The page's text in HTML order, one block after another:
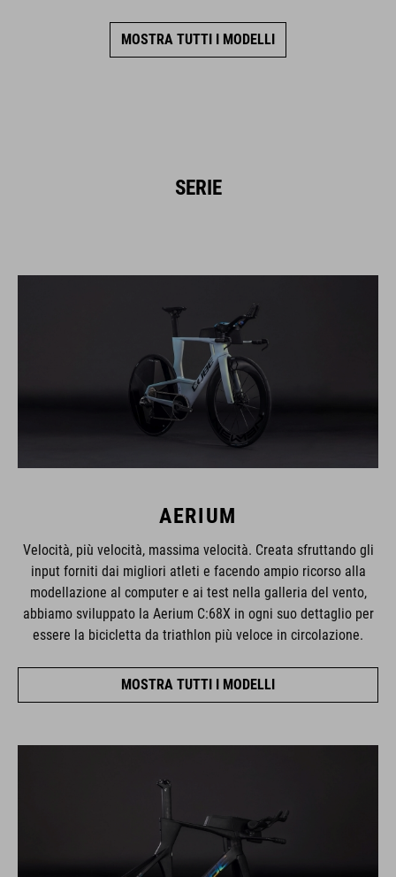
MOSTRA TUTTI I MODELLI
SERIE
AERIUM
Velocità, più velocità, massima velocità. Creata sfruttando gli
input forniti dai migliori atleti e facendo ampio ricorso alla
modellazione al computer e ai test nella galleria del vento,
abbiamo sviluppato la Aerium C:68X in ogni suo dettaglio per
essere la bicicletta da triathlon più veloce in circolazione.
MOSTRA TUTTI I MODELLI